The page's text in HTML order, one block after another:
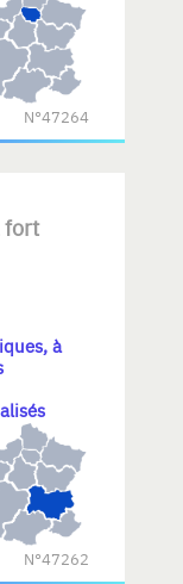
N°47264
fort
à
N°47262